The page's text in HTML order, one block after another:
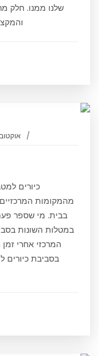
שלנו ממנו. חלק
אוקטובר 12,
כיורים
מהמקומות
בבית. מי שספר
במטלות השונות
המרכזי אחרי
בסביבת כיורים